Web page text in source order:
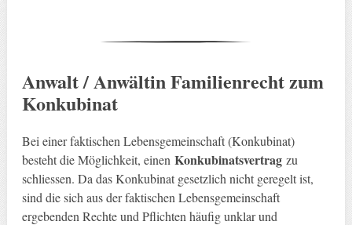
Anwalt / Anwältin Familienrecht zum
Konkubinat
Bei einer faktischen Lebensgemeinschaft (Konkubinat)
besteht die Möglichkeit, einen Konkubinatsvertragzu
schliessen. Da das Konkubinat gesetzlich nicht geregelt ist,
sind die sich aus der faktischen Lebensgemeinschaft
ergebenden Rechte und Pflichten häufig unklar und